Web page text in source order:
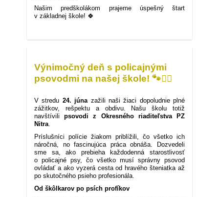
Našim predškolákom prajeme úspešný štart
v základnej škole! 🍀
s
čaká
nás
škola!
✨:
Výnimočný deň s policajnými
psovodmi na našej škole! 🐾👮‍♂️
V stredu 24. júnazažili naši žiaci dopoludnie plné
zážitkov, rešpektu a obdivu. Našu školu totiž
navštívilipsovodi z Okresného riaditeľstva PZ
Nitra.
Príslušníci polície žiakom priblížili, čo všetko ich
náročná, no fascinujúca práca obnáša. Dozvedeli
sme sa, ako prebieha každodenná starostlivosť
o policajné psy, čo všetko musí správny psovod
ovládať a ako vyzerá cesta od hravého šteniatka až
po skutočného psieho profesionála.
Od škôlkarov po psích profíkov